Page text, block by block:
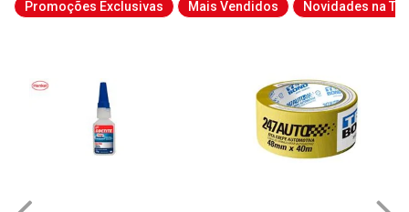
Promoções Exclusivas Mais Vendidos Novidades na